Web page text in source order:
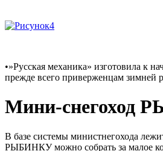
•»Русская механика» изготовила к
прежде всего приверженцам зимней
Мини-снегоход
В базе системы министнегохода
РЫБИНКУ можно собрать за малое